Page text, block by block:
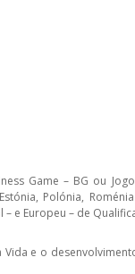
Game – BG ou
Polónia,
e Europeu – de
e o